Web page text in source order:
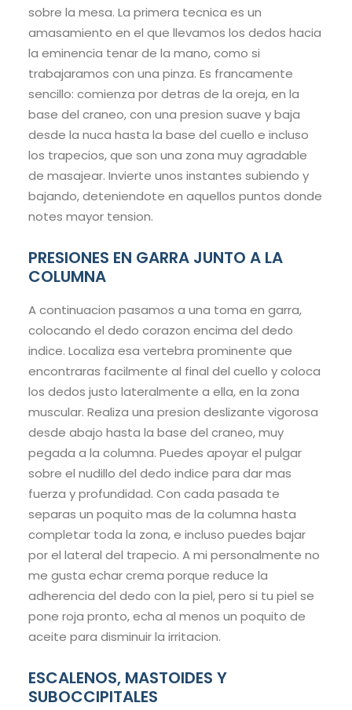
sobre la mesa. La primera tecnica es un
amasamiento en el que llevamos los dedos hacia
la eminencia tenar de la mano, como si
trabajaramos con una pinza. Es francamente
sencillo: comienza por detras de la oreja, en la
base del craneo, con una presion suave y baja
desde la nuca hasta la base del cuello e incluso
los trapecios, que son una zona muy agradable
de masajear. Invierte unos instantes subiendo y
bajando, deteniendote en aquellos puntos donde
notes mayor tension.
PRESIONES EN GARRA JUNTO A LA
COLUMNA
A continuacion pasamos a una toma en garra,
colocando el dedo corazon encima del dedo
indice. Localiza esa vertebra prominente que
encontraras facilmente al final del cuello y coloca
los dedos justo lateralmente a ella, en la zona
muscular. Realiza una presion deslizante vigorosa
desde abajo hasta la base del craneo, muy
pegada a la columna. Puedes apoyar el pulgar
sobre el nudillo del dedo indice para dar mas
fuerza y profundidad. Con cada pasada te
separas un poquito mas de la columna hasta
completar toda la zona, e incluso puedes bajar
por el lateral del trapecio. A mi personalmente no
me gusta echar crema porque reduce la
adherencia del dedo con la piel, pero si tu piel se
pone roja pronto, echa al menos un poquito de
aceite para disminuir la irritacion.
ESCALENOS, MASTOIDES Y
SUBOCCIPITALES